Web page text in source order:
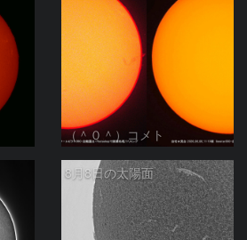
（＾０＾）コメト
8月8日の太陽面